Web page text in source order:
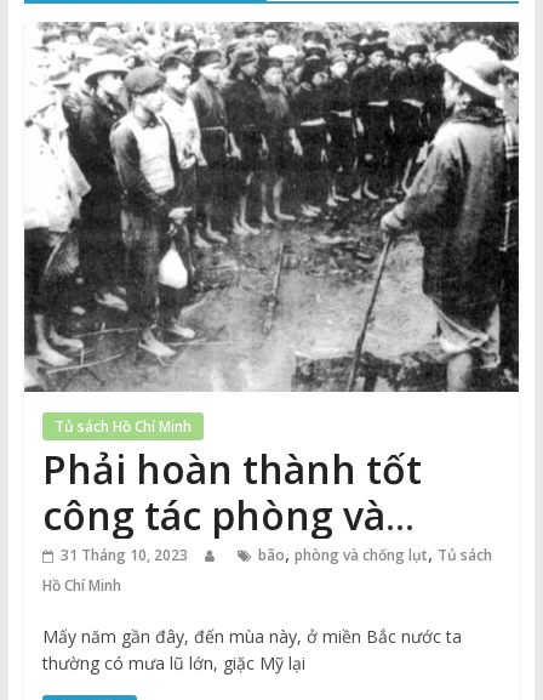
Thuận
Cổng
Vào
Tri
Thức
Tủ sách Hồ Chí Minh
Phải hoàn thành tốt
công tác phòng và
chống lụt, bão năm
1968
31 Tháng 10, 2023 bão, phòng và chống lụt, Tủ sách
Hồ Chí Minh
Mấy năm gần đây, đến mùa này, ở miền Bắc nước ta
thường có mưa lũ lớn, giặc Mỹ lại